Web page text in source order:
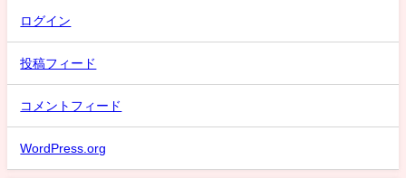
ログイン
投稿フィード
コメントフィード
WordPress.org